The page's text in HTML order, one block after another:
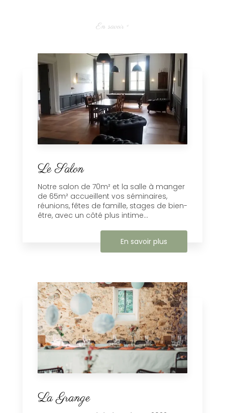
En savoir +
Le Salon
Notre salon de 70m² et la salle à manger
de 65m² accueillent vos séminaires,
réunions, fêtes de famille, stages de bien-
être, avec un côté plus intime...
En savoir plus
La Grange